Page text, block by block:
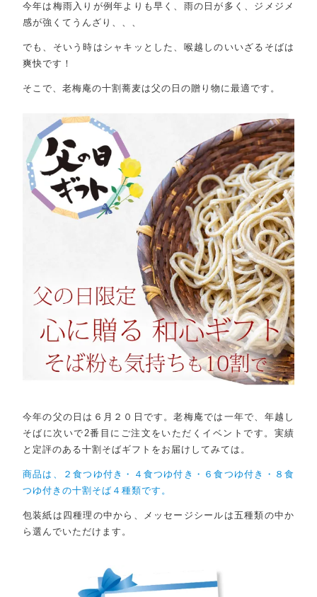
今年は梅雨入りが例年よりも早く、雨の日が多く、ジメジメ
感が強くてうんざり、、、
でも、そいう時はシャキッとした、喉越しのいいざるそばは
爽快です！
そこで、老梅庵の十割蕎麦は父の日の贈り物に最適です。
今年の父の日は６月２０日です。老梅庵では一年で、年越し
そばに次いで2番目にご注文をいただくイベントです。実績
と定評のある十割そばギフトをお届けしてみては。
商品は、２食つゆ付き・４食つゆ付き・６食つゆ付き・８食
つゆ付きの十割そば４種類です。
包装紙は四種理の中から、メッセージシールは五種類の中か
ら選んでいただけます。